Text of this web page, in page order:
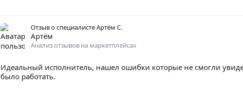
Отзыв о специалистеАртём С.
Артём
Анализ отзывов на маркетплейсах
Идеальный исполнитель, нашел ошибки которые не смогли
было работать.